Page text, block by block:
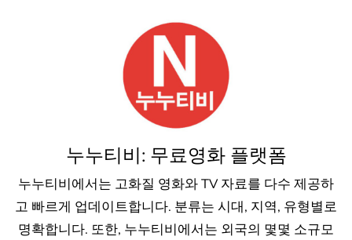
누누티비: 무료영화 플랫폼
누누티비에서는 고화질 영화와 TV 자료를 다수 제공하
고 빠르게 업데이트합니다. 분류는 시대, 지역, 유형별로
명확합니다. 또한, 누누티비에서는 외국의 몇몇 소규모